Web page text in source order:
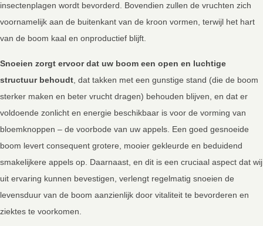
insectenplagen wordt bevorderd. Bovendien zullen de vruchten zich
voornamelijk aan de buitenkant van de kroon vormen, terwijl het hart
van de boom kaal en onproductief blijft.
Snoeien zorgt ervoor dat uw boom een open en luchtige
structuur behoudt , dat takken met een gunstige stand (die de boom
sterker maken en beter vrucht dragen) behouden blijven, en dat er
voldoende zonlicht en energie beschikbaar is voor de vorming van
bloemknoppen – de voorbode van uw appels. Een goed gesnoeide
boom levert consequent grotere, mooier gekleurde en beduidend
smakelijkere appels op. Daarnaast, en dit is een cruciaal aspect dat wij
uit ervaring kunnen bevestigen, verlengt regelmatig snoeien de
levensduur van de boom aanzienlijk door vitaliteit te bevorderen en
ziektes te voorkomen.